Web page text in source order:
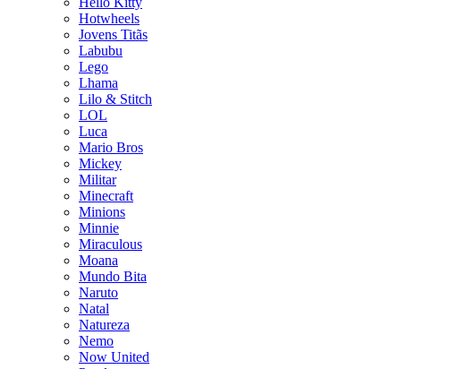
Hotwheels
Jovens Titãs
Labubu
Lego
Lhama
Lilo & Stitch
LOL
Luca
Mario Bros
Mickey
Militar
Minecraft
Minions
Minnie
Miraculous
Moana
Mundo Bita
Naruto
Natal
Natureza
Nemo
Now United